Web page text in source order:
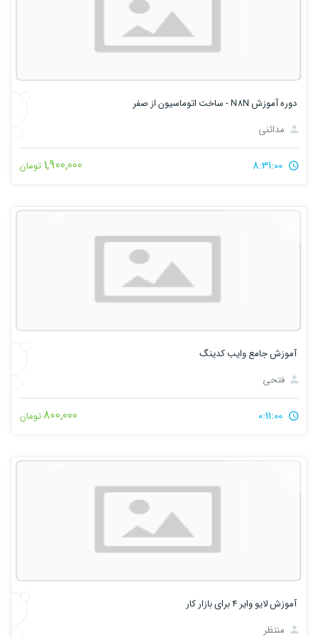
دوره آموزش N8N - ساخت اتوماسیون از صفر
مدائنی
1,900,000تومان
آموزش جامع وایب کدینگ
فتحی
800,000تومان
آموزش لایو وایر 4 برای بازار کار
منتظر